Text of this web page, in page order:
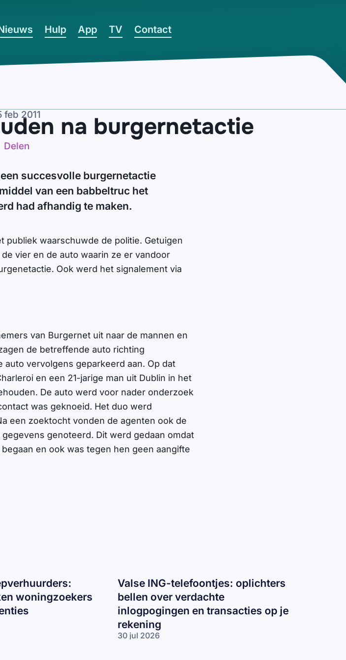
Hulp App TV Contact
feb 2011 na burgernetactie
Delen
succesvolle burgernetactie
van een babbeltruc het
had afhandig te maken.
publiek waarschuwde de politie. Getuigen
vier en de auto waarin ze er vandoor
Ook werd het signalement via
van Burgernet uit naar de mannen en
de betreffende auto richting
vervolgens geparkeerd aan. Op dat
en een 21-jarige man uit Dublin in het
De auto werd voor nader onderzoek
was geknoeid. Het duo werd
een zoektocht vonden de agenten ook de
genoteerd. Dit werd gedaan omdat
en ook was tegen hen geen aangifte
woningzoekers
Valse ING-telefoontjes: oplichters
bellen over verdachte
inlogpogingen en transacties op je
rekening
30 jul 2026